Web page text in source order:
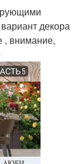
декора
, внимание,